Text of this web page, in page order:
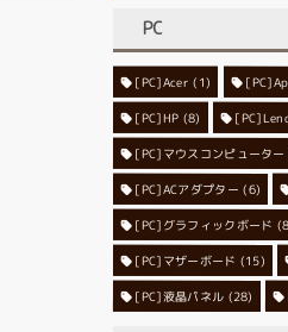
PC
[PC]Acer (1)
[PC]HP (8)
[PC]マウスコンピューター
[PC]ACアダプター (6)
[PC]グラフィックボード
[PC]マザーボード (15)
[PC]液晶パネル (28)